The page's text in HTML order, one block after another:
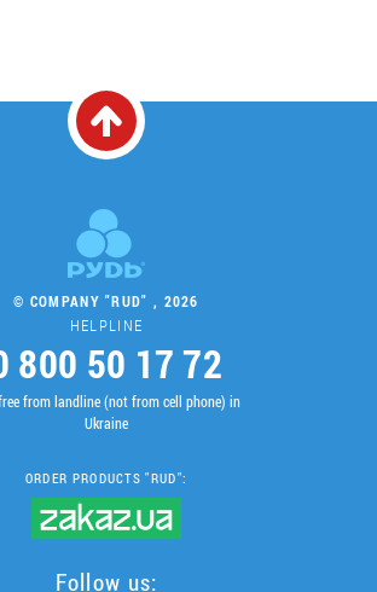
© COMPANY "RUD" , 2026
HELPLINE
800 50 17 72
from landline (not from cell phone) in
Ukraine
ORDER PRODUCTS "RUD":
Follow us: